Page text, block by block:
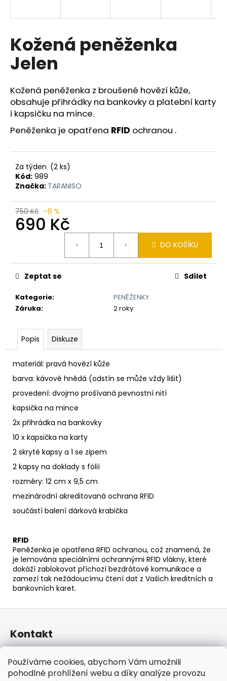
Používáme cookies, abychom Vám umožnili
pohodlné prohlížení webu a díky analýze provozu
Kožená peněženka
Jelen
Kožená peněženka z broušené hovězí kůže,
obsahuje přihrádky na bankovky a platební karty
i kapsičku na mince.
Peněženka je opatřena RFID ochranou .
Za týden (2 ks)
Kód: 989
Značka: TARANISO
750 Kč –8 %
690 Kč
DO KOŠÍKU
Kategorie:
PENĚŽENKY
Záruka: 2 roky
Zeptat se Sdílet
Popis Diskuze
materiál: pravá hovězí kůže
barva: kávově hnědá (odstín se může vždy lišit)
provedení: dvojmo prošívaná pevnostní nití
kapsička na mince
2x přihrádka na bankovky
10 x kapsička na karty
2 skryté kapsy a 1 se zipem
2 kapsy na doklady s fólií
rozměry: 12 cm x 9,5 cm
mezinárodní akreditovaná ochrana RFID
součástí balení dárková krabička
RFID
Peněženka je opatřena RFID ochranou, což znamená, že
je lemována speciálními ochrannými RFID vlákny, které
dokáží zablokovat příchozí bezdrátové komunikace a
zamezí tak nežádoucímu čtení dat z Vašich kreditních a
bankovních karet.
í
t
?
HLEDAT
D
o
p
r
u
e
m
TLUSTÝ
VÁCLAVA
K
RAŽBY
725
LET
Č.28
7
250
Kč
Z
p
a
Kontakt
+420 732 241 665
TARANISO